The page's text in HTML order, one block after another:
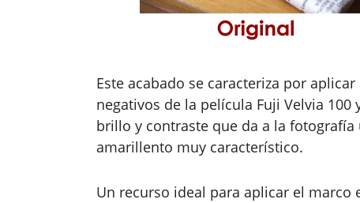
Este acabado se caracteriza por
negativos de la película Fuji Velvia
brillo y contraste que da a la
amarillento muy característico.
Un recurso ideal para aplicar el marco